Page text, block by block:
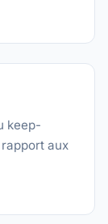
keep-
aux